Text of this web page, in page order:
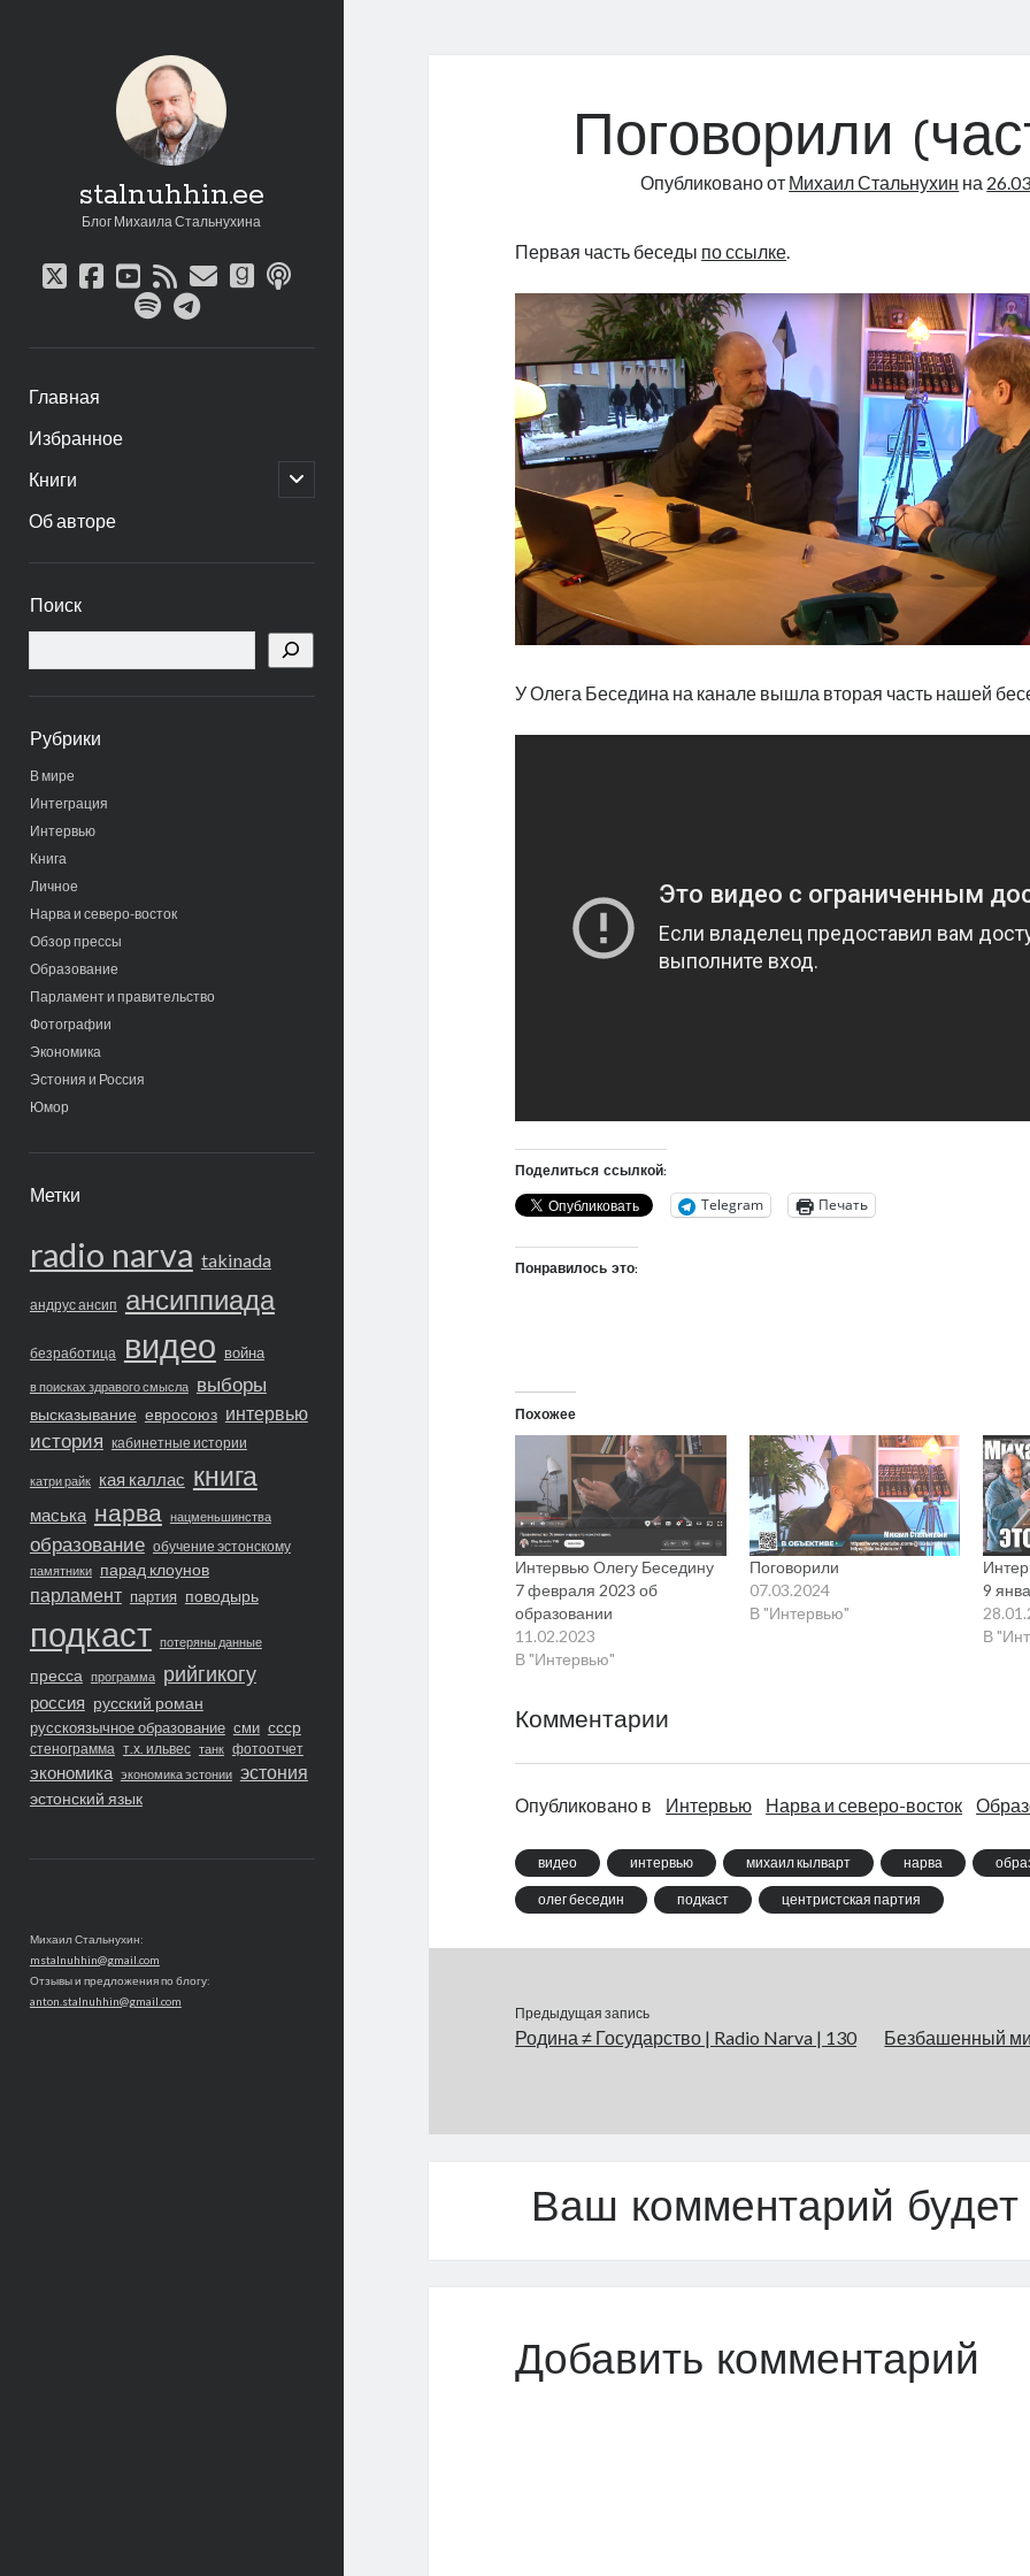
stalnuhhin.ee
Блог Михаила Стальнухина
twitter
facebook
youtube
rssemailgoodreads
podcast
spotifytelegram
Главная
Избранное
Книги
открыть
дочернее
Об авторе
панель
Поиск
Рубрики
В мире
Интеграция
Интервью
Книга
Личное
Нарва и северо-восток
Обзор прессы
Образование
Парламент и правительство
Фотографии
Экономика
Эстония и Россия
Юмор
Метки
radio narva takinada
андрус ансип ансиппиада
безработица видео война
в поисках здравого смысла выборы
высказывание евросоюз интервью
история кабинетные истории
катри райк кая каллас книга
маська нарва нацменьшинства
образование обучение эстонскому
памятники парад клоунов
парламент партия поводырь
подкаст потеряны данные
пресса программа рийгикогу
россия русский роман
русскоязычное образование сми ссср
стенограмма т.х. ильвес танк фотоотчет
экономика экономика эстонии эстония
эстонский язык
Михаил Стальнухин:
mstalnuhhin@gmail.com
Отзывы и предложения по блогу:
anton.stalnuhhin@gmail.com
Поговорили
Опубликовано от Михаил Стальнухин на
Первая часть беседы по ссылке.
У Олега Беседина на канале вышла вторая часть нашей
Поделиться ссылкой:
Telegram Печать
Понравилось это:
Похожее
Интервью Олегу Беседину
7 февраля 2023 об
образовании
11.02.2023
В "Интервью"
Поговорили
07.03.2024
В "Интервью"
9
В
Комментарии
Опубликовано в Интервью Нарва и северо-восток
видео интервью михаил кылварт нарва
олег беседин подкаст центристская партия
Предыдущая запись
Родина ≠ Государство | Radio Narva | 130 Безбашенный
Ваш комментарий
Добавить комментарий